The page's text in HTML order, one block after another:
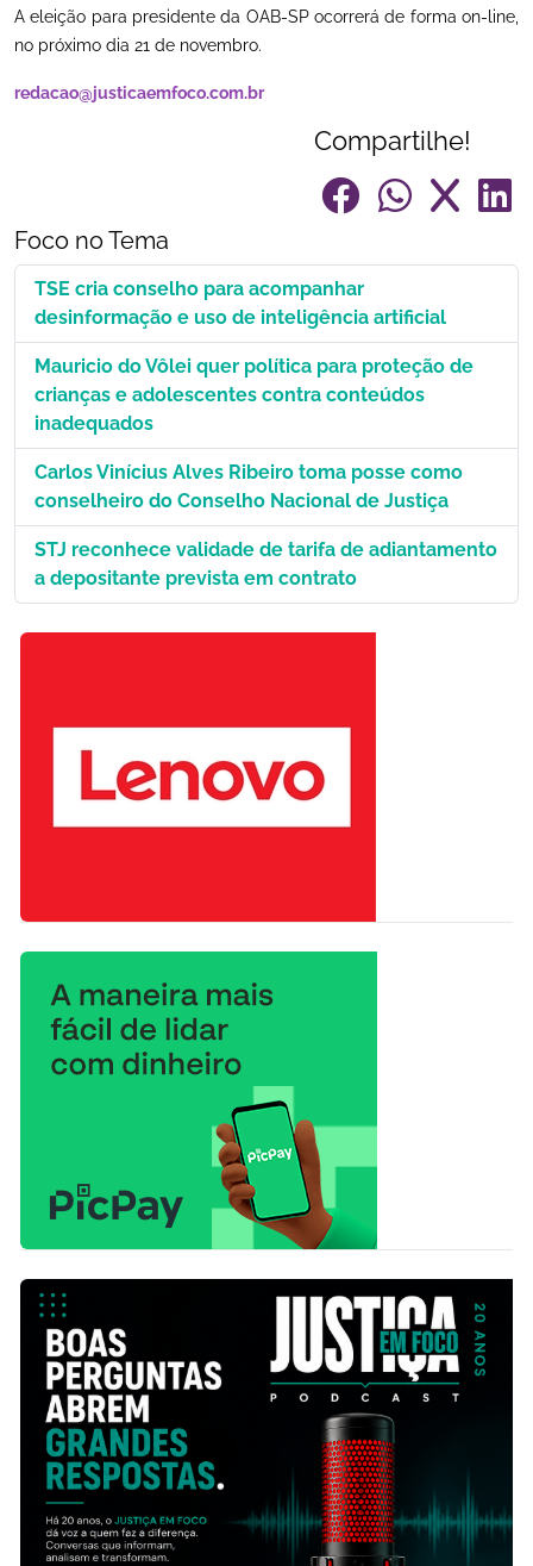
A eleição para presidente da OAB-SP ocorrerá de forma on-line,
no próximo dia 21 de novembro.
redacao@justicaemfoco.com.br
Compartilhe!
Foco no Tema
TSE cria conselho para acompanhar
desinformação e uso de inteligência artificial
Mauricio do Vôlei quer política para proteção de
crianças e adolescentes contra conteúdos
inadequados
Carlos Vinícius Alves Ribeiro toma posse como
conselheiro do Conselho Nacional de Justiça
STJ reconhece validade de tarifa de adiantamento
a depositante prevista em contrato